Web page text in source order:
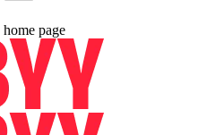
home page